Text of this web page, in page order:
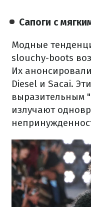
Сапоги с
Модные
slouchy-boots
Их
Diesel и Sacai.
выразительным
излучают